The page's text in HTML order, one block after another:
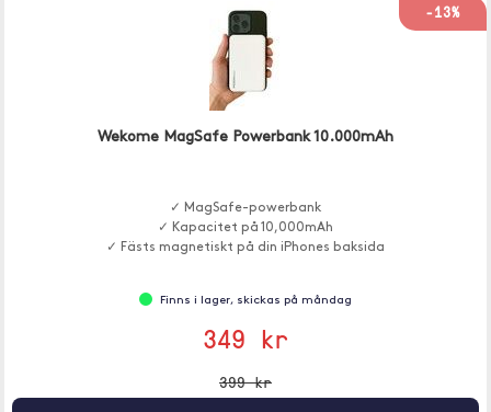
-13%
Wekome MagSafe Powerbank 10.000mAh
✓ MagSafe-powerbank
✓ Kapacitet på 10,000mAh
✓ Fästs magnetiskt på din iPhones baksida
Finns i lager, skickas på måndag
349 kr
399 kr